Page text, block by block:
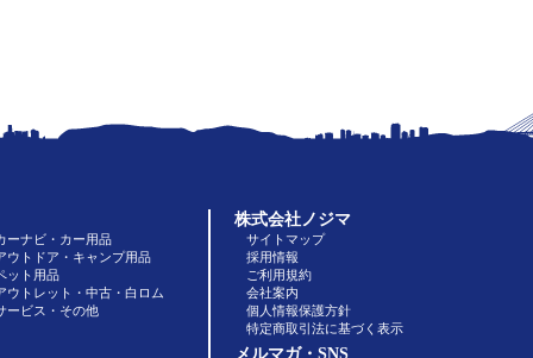
ーナビ・カー用品
ウトドア・キャンプ用品
ット用品
ウトレット・中古・白ロム
ービス・その他
株式会社ノジマ
サイトマップ
採用情報
ご利用規約
会社案内
個人情報保護方針
特定商取引法に基づく表示
メルマガ・SNS